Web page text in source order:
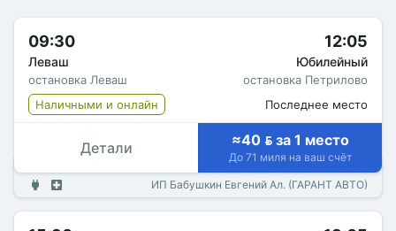
09:30
Леваш
остановка Леваш
12:05
Юбилейный
остановка Петрилово
Наличными и онлайн
Последнее место
Детали ≈40  за 1 место
До 71 миля на ваш счёт
ИП Бабушкин Евгений Ал. (ГАРАНТ АВТО)